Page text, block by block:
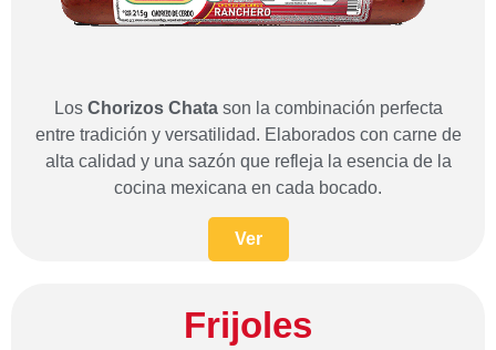
Los ChorizosChata son la combinación perfecta
entre tradición y versatilidad. Elaborados con carne de
alta calidad y una sazón que refleja la esencia de la
cocina mexicana en cada bocado.
Ver
Frijoles